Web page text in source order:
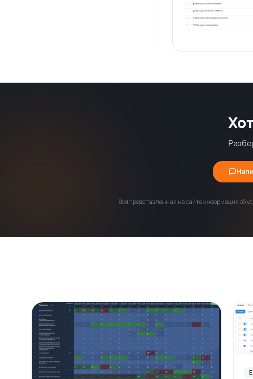
Вся представленная на сайте информация об